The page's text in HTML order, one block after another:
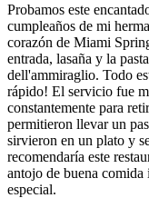
Probamos este
cumpleaños de mi
corazón de Miami
entrada, lasaña y la
dell'ammiraglio. Todo
rápido! El servicio fue
constantemente para
permitieron llevar un
sirvieron en un plato y
recomendaría este
antojo de buena comida
especial.